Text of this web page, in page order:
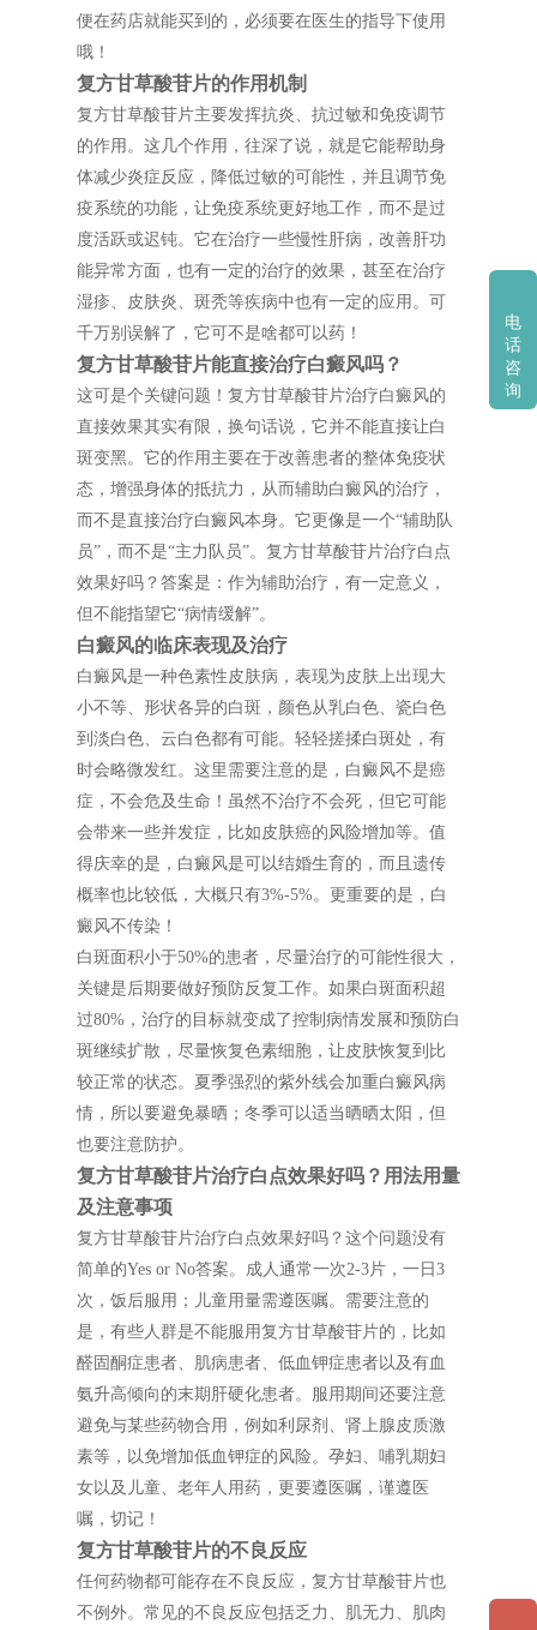
便在药店就能买到的，必须要在医生的指导下使用
哦！
复方甘草酸苷片的作用机制
复方甘草酸苷片主要发挥抗炎、抗过敏和免疫调节
的作用。这几个作用，往深了说，就是它能帮助身
体减少炎症反应，降低过敏的可能性，并且调节免
疫系统的功能，让免疫系统更好地工作，而不是过
度活跃或迟钝。它在治疗一些慢性肝病，改善肝功
能异常方面，也有一定的治疗的效果，甚至在治疗
湿疹、皮肤炎、斑秃等疾病中也有一定的应用。可
千万别误解了，它可不是啥都可以药！
复方甘草酸苷片能直接治疗白癜风吗？
这可是个关键问题！复方甘草酸苷片治疗白癜风的
直接效果其实有限，换句话说，它并不能直接让白
斑变黑。它的作用主要在于改善患者的整体免疫状
态，增强身体的抵抗力，从而辅助白癜风的治疗，
而不是直接治疗白癜风本身。它更像是一个“辅助队
员”，而不是“主力队员”。复方甘草酸苷片治疗白点
效果好吗？答案是：作为辅助治疗，有一定意义，
但不能指望它“病情缓解”。
白癜风的临床表现及治疗
白癜风是一种色素性皮肤病，表现为皮肤上出现大
小不等、形状各异的白斑，颜色从乳白色、瓷白色
到淡白色、云白色都有可能。轻轻搓揉白斑处，有
时会略微发红。这里需要注意的是，白癜风不是癌
症，不会危及生命！虽然不治疗不会死，但它可能
会带来一些并发症，比如皮肤癌的风险增加等。值
得庆幸的是，白癜风是可以结婚生育的，而且遗传
概率也比较低，大概只有3%-5%。更重要的是，白
癜风不传染！
白斑面积小于50%的患者，尽量治疗的可能性很大，
关键是后期要做好预防反复工作。如果白斑面积超
过80%，治疗的目标就变成了控制病情发展和预防白
斑继续扩散，尽量恢复色素细胞，让皮肤恢复到比
较正常的状态。夏季强烈的紫外线会加重白癜风病
情，所以要避免暴晒；冬季可以适当晒晒太阳，但
也要注意防护。
复方甘草酸苷片治疗白点效果好吗？用法用量
及注意事项
复方甘草酸苷片治疗白点效果好吗？这个问题没有
简单的Yes or No答案。成人通常一次2-3片，一日3
次，饭后服用；儿童用量需遵医嘱。需要注意的
是，有些人群是不能服用复方甘草酸苷片的，比如
醛固酮症患者、肌病患者、低血钾症患者以及有血
氨升高倾向的末期肝硬化患者。服用期间还要注意
避免与某些药物合用，例如利尿剂、肾上腺皮质激
素等，以免增加低血钾症的风险。孕妇、哺乳期妇
女以及儿童、老年人用药，更要遵医嘱，谨遵医
嘱，切记！
复方甘草酸苷片的不良反应
任何药物都可能存在不良反应，复方甘草酸苷片也
不例外。常见的不良反应包括乏力、肌无力、肌肉
电
话
咨
询